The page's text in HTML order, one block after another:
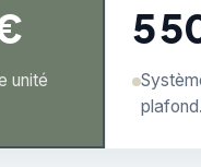
unité
5
plafond.